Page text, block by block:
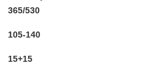
365/530
105-140
15+15